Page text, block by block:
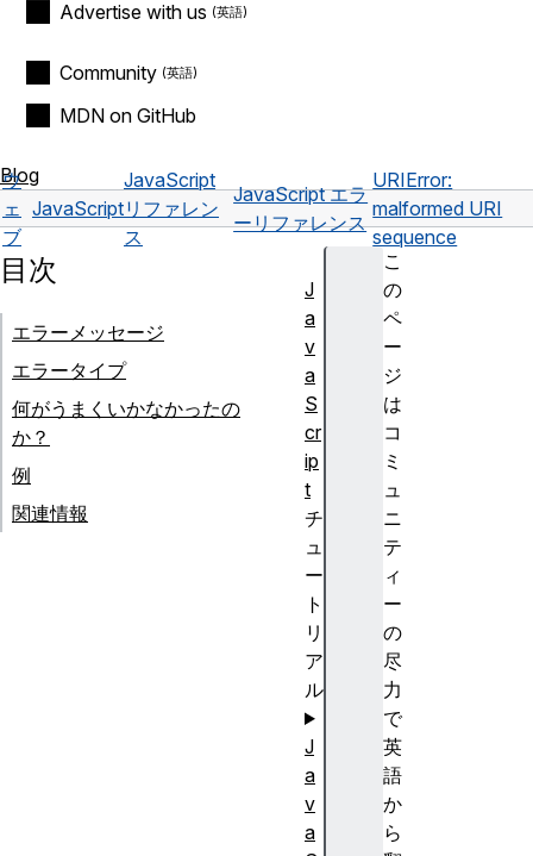
Advertise with us
Community
MDN on GitHub
Blog
ウ
ェ
ブ
JavaScript
JavaScript
リファレン
ス
JavaScript エラ
ーリファレンス
URIError:
malformed URI
sequence
こ
の
ペ
ー
ジ
は
コ
ミ
ュ
ニ
テ
ィ
ー
の
尽
力
で
英
語
か
ら
目次
エラーメッセージ
エラータイプ
何がうまくいかなかったの
か？
例
関連情報
J
a
v
a
S
cr
ip
t
チ
ュ
ー
ト
リ
ア
ル
J
a
v
a